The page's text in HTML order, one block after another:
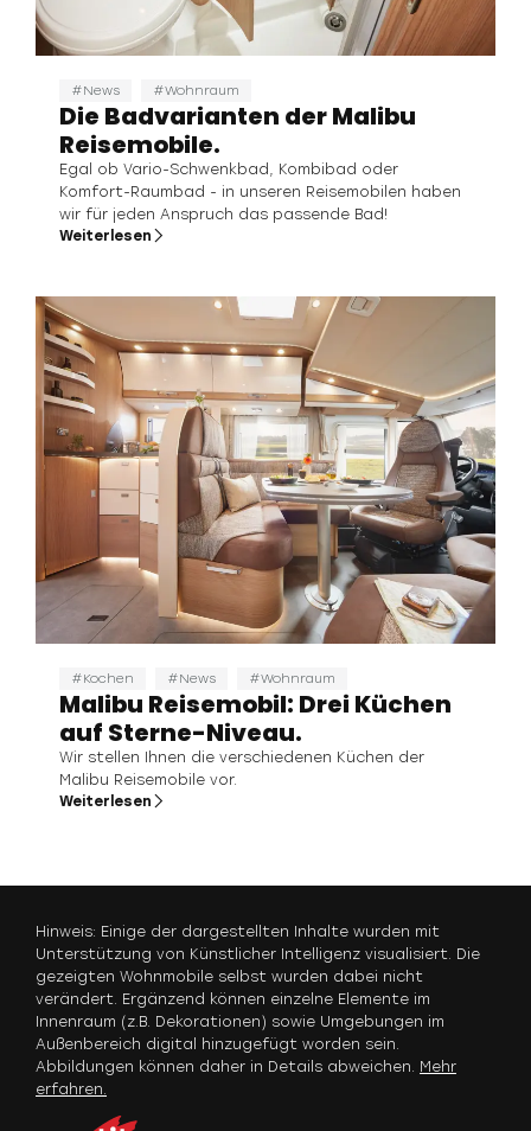
News Wohnraum
Die Badvarianten der Malibu
Reisemobile.
Egal ob Vario-Schwenkbad, Kombibad oder
Komfort-Raumbad - in unseren Reisemobilen haben
wir für jeden Anspruch das passende Bad!
Weiterlesen
Kochen News Wohnraum
Malibu Reisemobil: Drei Küchen
auf Sterne-Niveau.
Wir stellen Ihnen die verschiedenen Küchen der
Malibu Reisemobile vor.
Weiterlesen
Hinweis: Einige der dargestellten Inhalte wurden mit
Unterstützung von Künstlicher Intelligenz visualisiert. Die
gezeigten Wohnmobile selbst wurden dabei nicht
verändert. Ergänzend können einzelne Elemente im
Innenraum (z.B. Dekorationen) sowie Umgebungen im
Außenbereich digital hinzugefügt worden sein.
Abbildungen können daher in Details abweichen. Mehr
erfahren.